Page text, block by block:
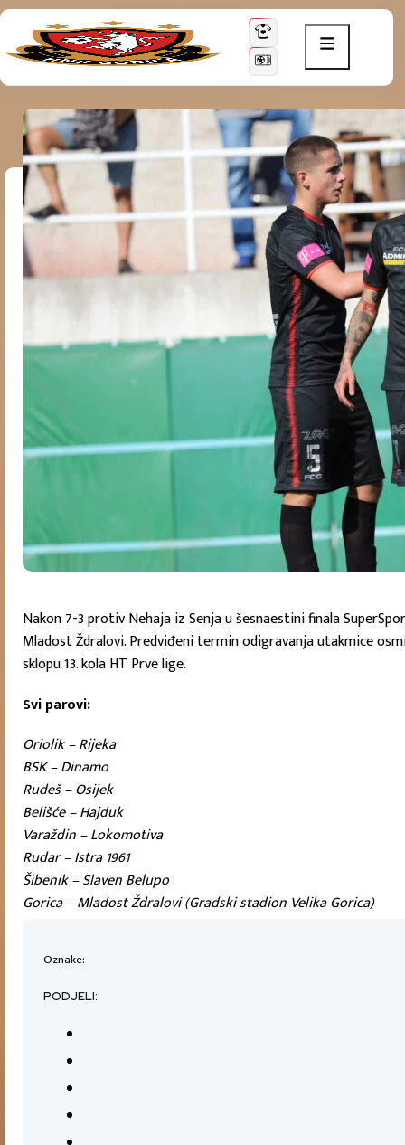
Nakon 7-3 protiv Nehaja iz Senja u šesnaestini finala
Mladost Ždralovi. Predviđeni termin odigravanja utakmice
sklopu 13. kola HT Prve lige.
Svi parovi:
Oriolik – Rijeka
BSK – Dinamo
Rudeš – Osijek
Belišće – Hajduk
Varaždin – Lokomotiva
Rudar – Istra 1961
Šibenik – Slaven Belupo
Gorica – Mladost Ždralovi (Gradski stadion Velika Gorica)
Oznake:
PODJELI: